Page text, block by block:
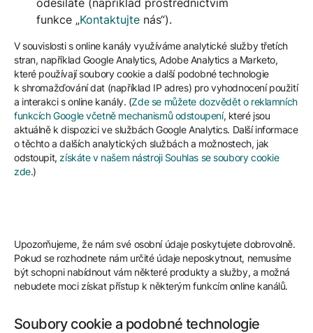
odesíláte (například prostřednictvím
funkce „Kontaktujte nás“).
V souvislosti s online kanály využíváme analytické služby třetích
stran, například Google Analytics, Adobe Analytics a Marketo,
které používají soubory cookie a další podobné technologie
k shromažďování dat (například IP adres) pro vyhodnocení použití
a interakci s online kanály. (Zde se můžete dozvědět o reklamních
funkcích Google včetně mechanismů odstoupení, které jsou
aktuálně k dispozici ve službách Google Analytics. Další informace
o těchto a dalších analytických službách a možnostech, jak
odstoupit, získáte v našem nástroji Souhlas se soubory cookie
zde.)
Upozorňujeme, že nám své osobní údaje poskytujete dobrovolně.
Pokud se rozhodnete nám určité údaje neposkytnout, nemusíme
být schopni nabídnout vám některé produkty a služby, a možná
nebudete moci získat přístup k některým funkcím online kanálů.
Soubory cookie a podobné technologie